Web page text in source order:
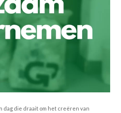
dag die draait om het creëren van